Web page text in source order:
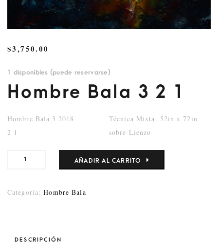
Hombre Bala 3 2 1
$3,750.00
Hombre Bala 3
2 1
2018
Técnica Mixta
sobre Lienzo
52in x 72in
1 disponibles (puede reservarse)
AÑADIR AL CARRITO
Categoría:Hombre Bala
DESCRIPCIÓN